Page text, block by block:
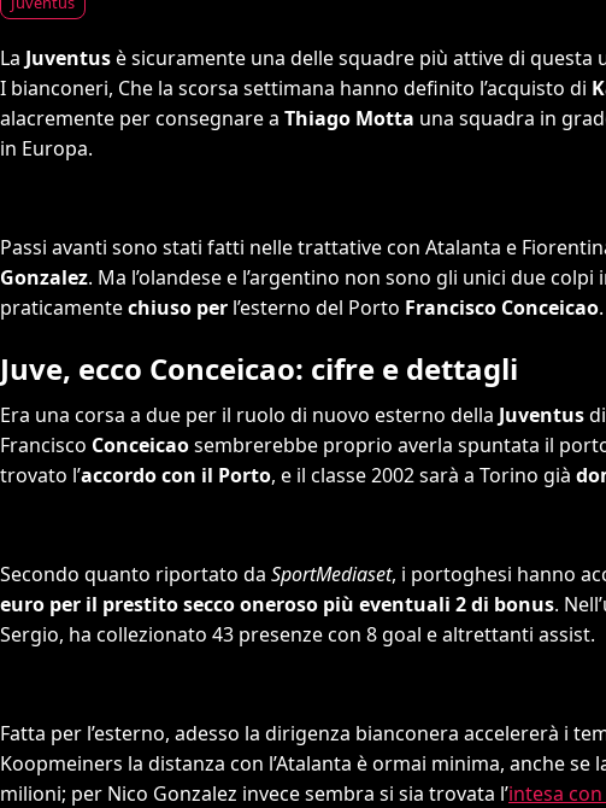
La Juventusè sicuramente una delle squadre più attive di
I bianconeri, Che la scorsa settimana hanno definito l’acquisto di
alacremente per consegnare a Thiago Motta una squadra in
in Europa.
Passi avanti sono stati fatti nelle trattative con Atalanta e
Gonzalez. Ma l’olandese e l’argentino non sono gli unici due
praticamentechiuso per l’esterno del Porto Francisco Conceicao.
Juve, ecco Conceicao: cifre e dettagli
Era una corsa a due per il ruolo di nuovo esterno della Juventus
Francisco Conceicaosembrerebbe proprio averla spuntata il
trovato l’accordo con il Porto, e il classe 2002 sarà a Torino già
Secondo quanto riportato da SportMediaset, i portoghesi hanno
euro per il prestito secco oneroso più eventuali 2 di bonus.
Sergio, ha collezionato 43 presenze con 8 goal e altrettanti assist.
Fatta per l’esterno, adesso la dirigenza bianconera accelererà i
Koopmeiners la distanza con l’Atalanta è ormai minima, anche se
milioni; per Nico Gonzalez invece sembra si sia trovata l’intesa